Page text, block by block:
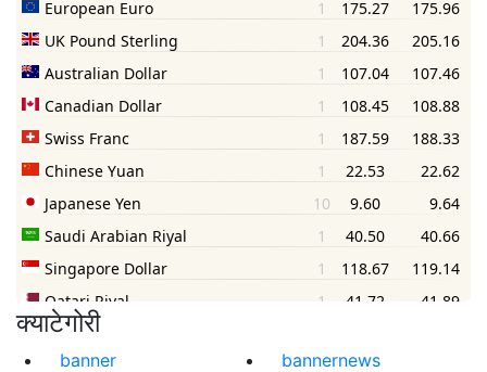
क्याटेगोरी
banner
bannernews